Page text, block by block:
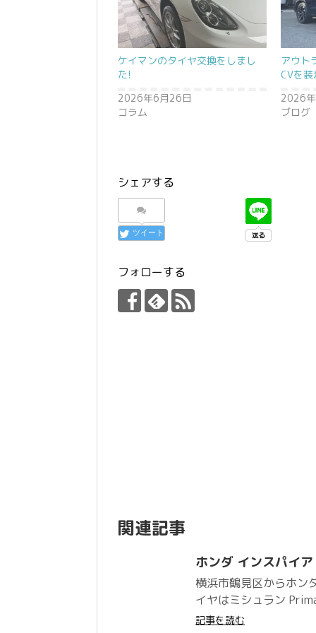
ケイマンのタイヤ交換をしまし
た!
2026年6月26日
コラム
アウト
CVを
2026
ブログ
シェアする
ツイート
フォローする
関連記事
ホンダ インスパイ
横浜市鶴見区からホン
イヤはミシュラン
記事を読む